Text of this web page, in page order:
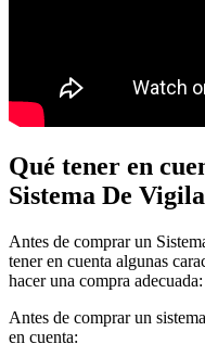
Qué tener en
Sistema De
Antes de comprar un
tener en cuenta algunas
hacer una compra adecuada:
Antes de comprar un
en cuenta: